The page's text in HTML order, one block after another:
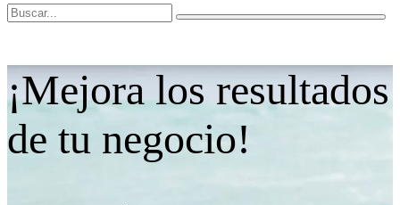
¡Mejora los resultados
de tu negocio!